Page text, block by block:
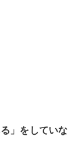
」をしていな